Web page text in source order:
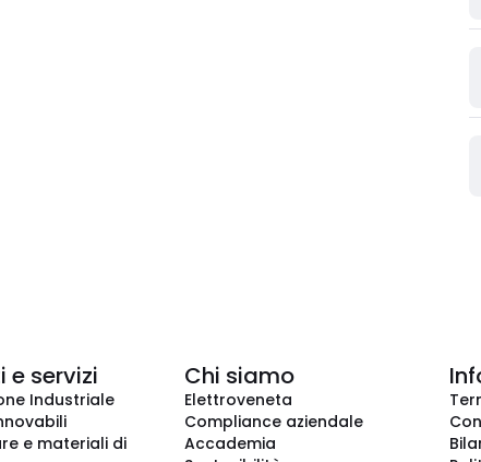
e servizi
Industriale
e materiali di
Chi siamo
Elettroveneta
Compliance aziendale
Accademia